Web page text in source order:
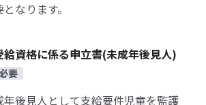
なります。
資格に係る申立書(未成年後見人)
要
後見人として支給要件児童を監護